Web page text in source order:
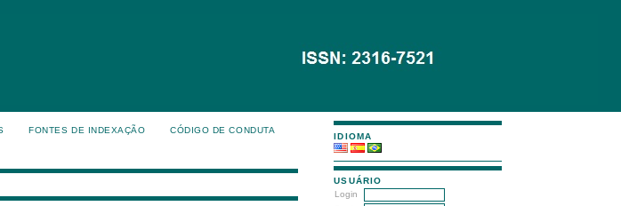
IDIOMA
USUÁRIO
Login
FONTES DE INDEXAÇÃO CÓDIGO DE CONDUTA